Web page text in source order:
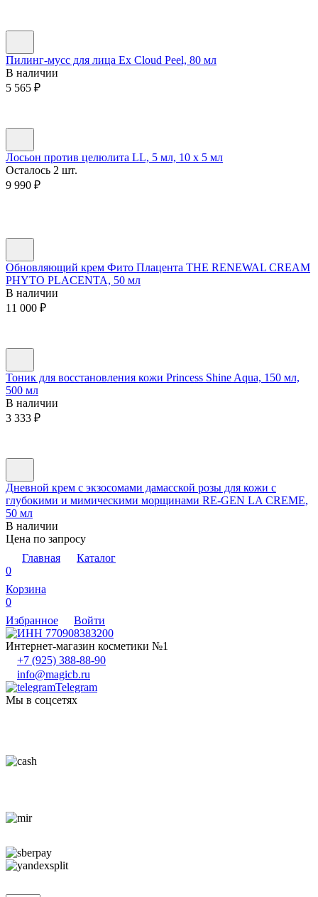
Пилинг-мусс для лица Ex Cloud Peel, 80 мл
В наличии
5 565 ₽
Лосьон против целюлита LL, 5 мл, 10 х 5 мл
Осталось 2 шт.
9 990 ₽
Обновляющий крем Фито Плацента THE RENEWAL CREAM
PHYTO PLACENTA, 50 мл
В наличии
11 000 ₽
Тоник для восстановления кожи Princess Shine Aqua, 150 мл,
500 мл
В наличии
3 333 ₽
Дневной крем с экзосомами дамасской розы для кожи с
глубокими и мимическими морщинами RE-GEN LA CREME,
50 мл
В наличии
Цена по запросу
Главная
Каталог
0
Корзина
0
Избранное
Войти
Интернет-магазин косметики №1
+7 (925) 388-88-90
info@magicb.ru
Telegram
Мы в соцсетях